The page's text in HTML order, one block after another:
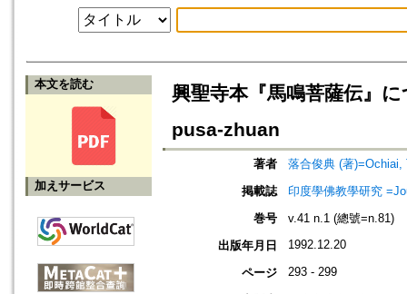
本文を読む
加えサービス
興聖寺本『馬鳴菩薩伝』
pusa-zhuan
著者
落合俊典 (著)=Ochiai,
掲載誌
印度學佛教學研究
巻号
v.41 n.1 (總號=n.81)
出版年月日
1992.12.20
ページ 293 - 299